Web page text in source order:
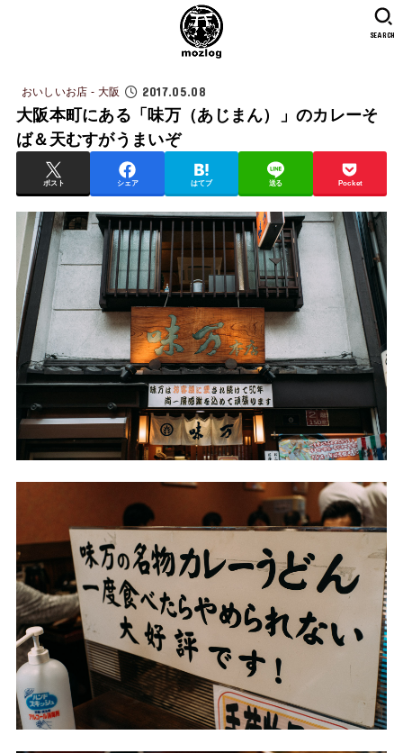
SEARCH
おいしいお店 - 大阪 2017.05.08
大阪本町にある「味万（あじまん）」のカレーそ
ば＆天むすがうまいぞ
ポスト シェア はてブ 送る Pocket